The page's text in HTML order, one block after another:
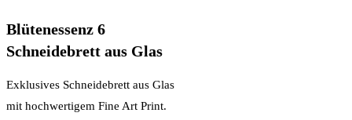
Blütenessenz 6
Schneidebrett aus Glas
Exklusives Schneidebrett aus Glas
mit hochwertigem Fine Art Print.